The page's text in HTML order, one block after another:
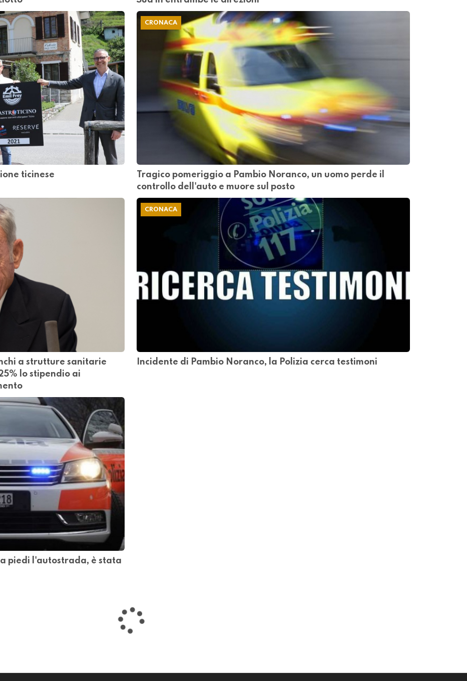
ticinese
CRONACA
Tragico pomeriggio a Pambio Noranco, un uomo perde il
controllo dell'auto e muore sul posto
a strutture sanitarie
lo stipendio ai
CRONACA
Incidente di Pambio Noranco, la Polizia cerca testimoni
piedi l'autostrada, è stata